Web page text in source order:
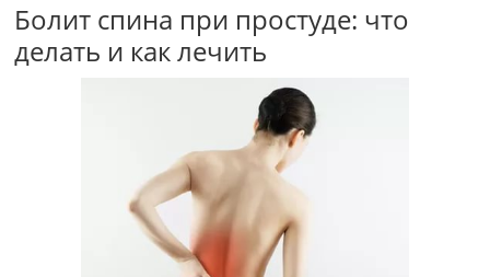
Болит спина при простуде: что
делать и как лечить